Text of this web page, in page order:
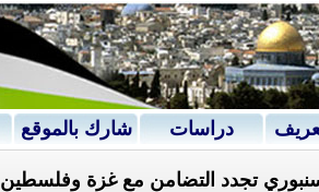
دراسات شارك بالموقع
تجدد التضامن مع غزة وفلسطين